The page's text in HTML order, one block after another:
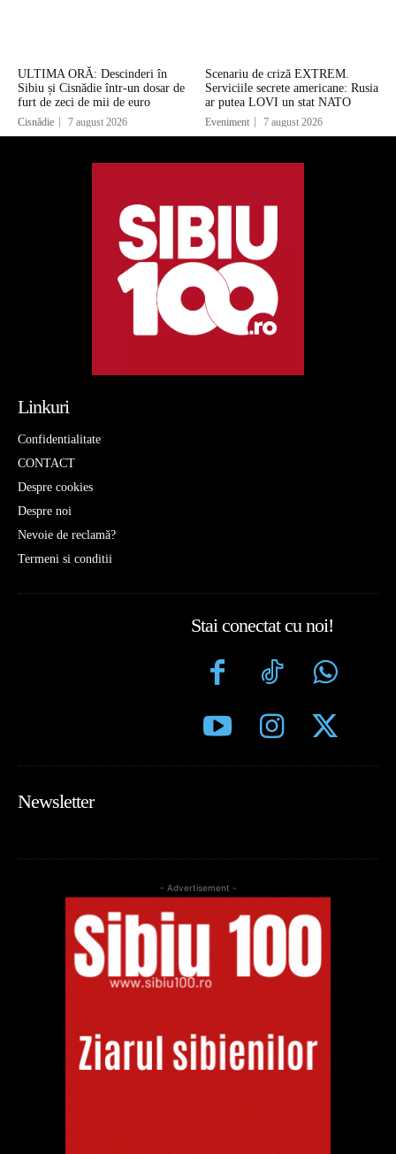
ULTIMA ORĂ: Descinderi în
Sibiu și Cisnădie într-un dosar de
furt de zeci de mii de euro
Cisnădie 7 august 2026
Scenariu de criză EXTREM.
Serviciile secrete americane: Rusia
ar putea LOVI un stat NATO
Eveniment 7 august 2026
Linkuri
Confidentialitate
CONTACT
Despre cookies
Despre noi
Nevoie de reclamă?
Termeni si conditii
Stai conectat cu noi!
Newsletter
- Advertisement -